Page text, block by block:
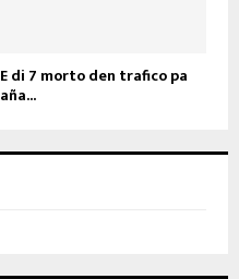
E di 7 morto den trafico pa
aña...